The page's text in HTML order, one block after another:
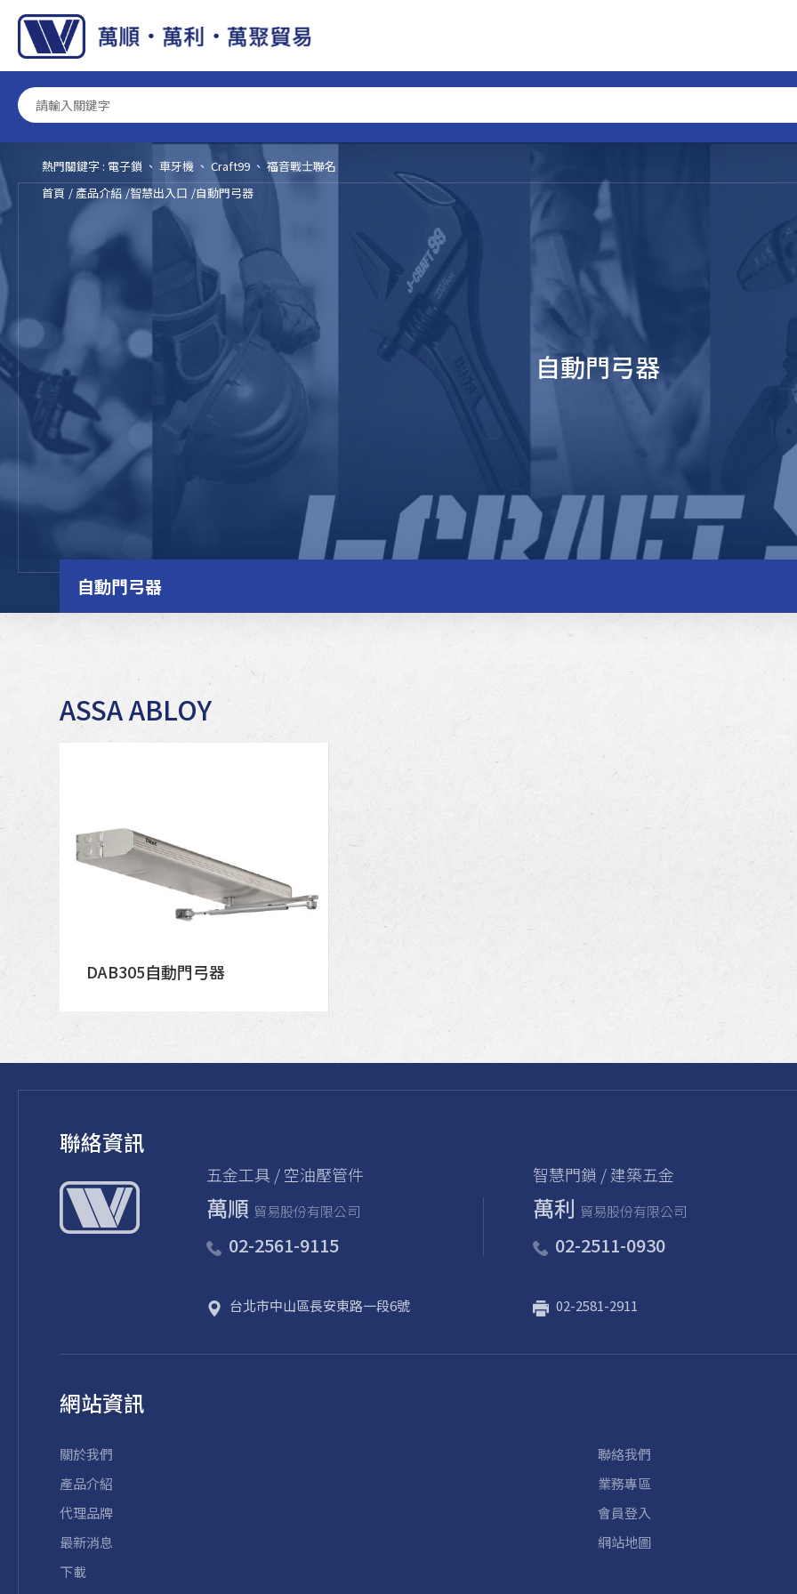
首頁 產品介紹 智慧出入口 自動門弓器
熱門關鍵字 : 電子鎖 、車牙機 、Craft99 、福音戰士聯名
自動門弓器
自動門弓器
ASSA ABLOY
DAB305自動門弓器
聯絡資訊
五金⼯具 / 空油壓管件
萬順 貿易股份有限公司
02-2561-9115
智慧門鎖 / 建築五金
萬利 貿易股份有限公司
02-2511-0930
台北市中山區長安東路一段6號 02-2581-2911
網站資訊
關於我們
產品介紹
代理品牌
最新消息
下載
聯絡我們
業務專區
會員登入
網站地圖
Cookie管理面板